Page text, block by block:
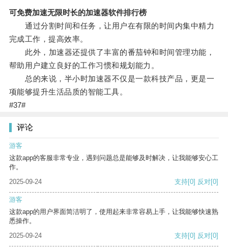
可免费加速无限时长的加速器软件排行榜
通过分割时间和任务，让用户在有限的时间内集中精力
完成工作，提高效率。
此外，加速器还提供了丰富的番茄钟和时间管理功能，
帮助用户建立良好的工作习惯和规划能力。
总的来说，半小时加速器不仅是一款科技产品，更是一
项能够提升生活品质的智能工具。
#37#
评论
游客
这款app的客服非常专业，遇到问题总是能够及时解决，让我能够安心工
作。
2025-09-24
支持[0] 反对[0]
游客
这款app的用户界面简洁明了，使用起来非常容易上手，让我能够快速熟
悉操作。
2025-09-24
支持[0] 反对[0]